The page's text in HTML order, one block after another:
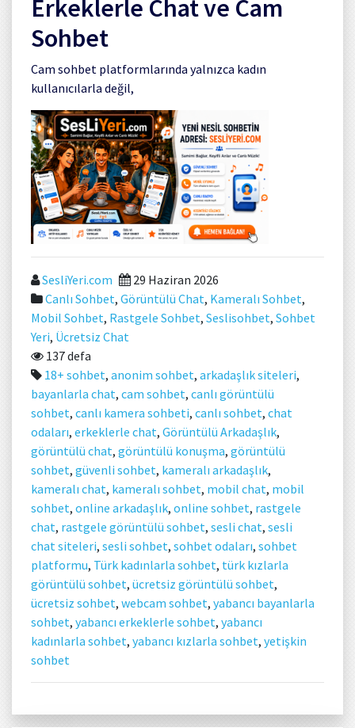
Erkeklerle Chat ve Cam
Sohbet
Cam sohbet platformlarında yalnızca kadın
kullanıcılarla değil,
SesliYeri.com
29 Haziran 2026
Canlı Sohbet, Görüntülü Chat, Kameralı Sohbet,
Mobil Sohbet, Rastgele Sohbet, Seslisohbet, Sohbet
Yeri, Ücretsiz Chat
137 defa
18+ sohbet, anonim sohbet, arkadaşlık siteleri,
bayanlarla chat, cam sohbet, canlı görüntülü
sohbet, canlı kamera sohbeti, canlı sohbet, chat
odaları, erkeklerle chat, Görüntülü Arkadaşlık,
görüntülü chat, görüntülü konuşma, görüntülü
sohbet, güvenli sohbet, kameralı arkadaşlık,
kameralı chat, kameralı sohbet, mobil chat, mobil
sohbet, online arkadaşlık, online sohbet, rastgele
chat, rastgele görüntülü sohbet, sesli chat, sesli
chat siteleri, sesli sohbet, sohbet odaları, sohbet
platformu, Türk kadınlarla sohbet, türk kızlarla
görüntülü sohbet, ücretsiz görüntülü sohbet,
ücretsiz sohbet, webcam sohbet, yabancı bayanlarla
sohbet, yabancı erkeklerle sohbet, yabancı
kadınlarla sohbet, yabancı kızlarla sohbet, yetişkin
sohbet